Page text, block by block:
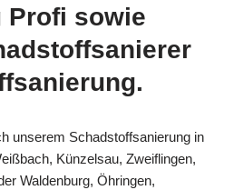
Profi sowie
unserem Schadstoffsanierung in
Künzelsau, Zweiflingen,
Waldenburg, Öhringen,